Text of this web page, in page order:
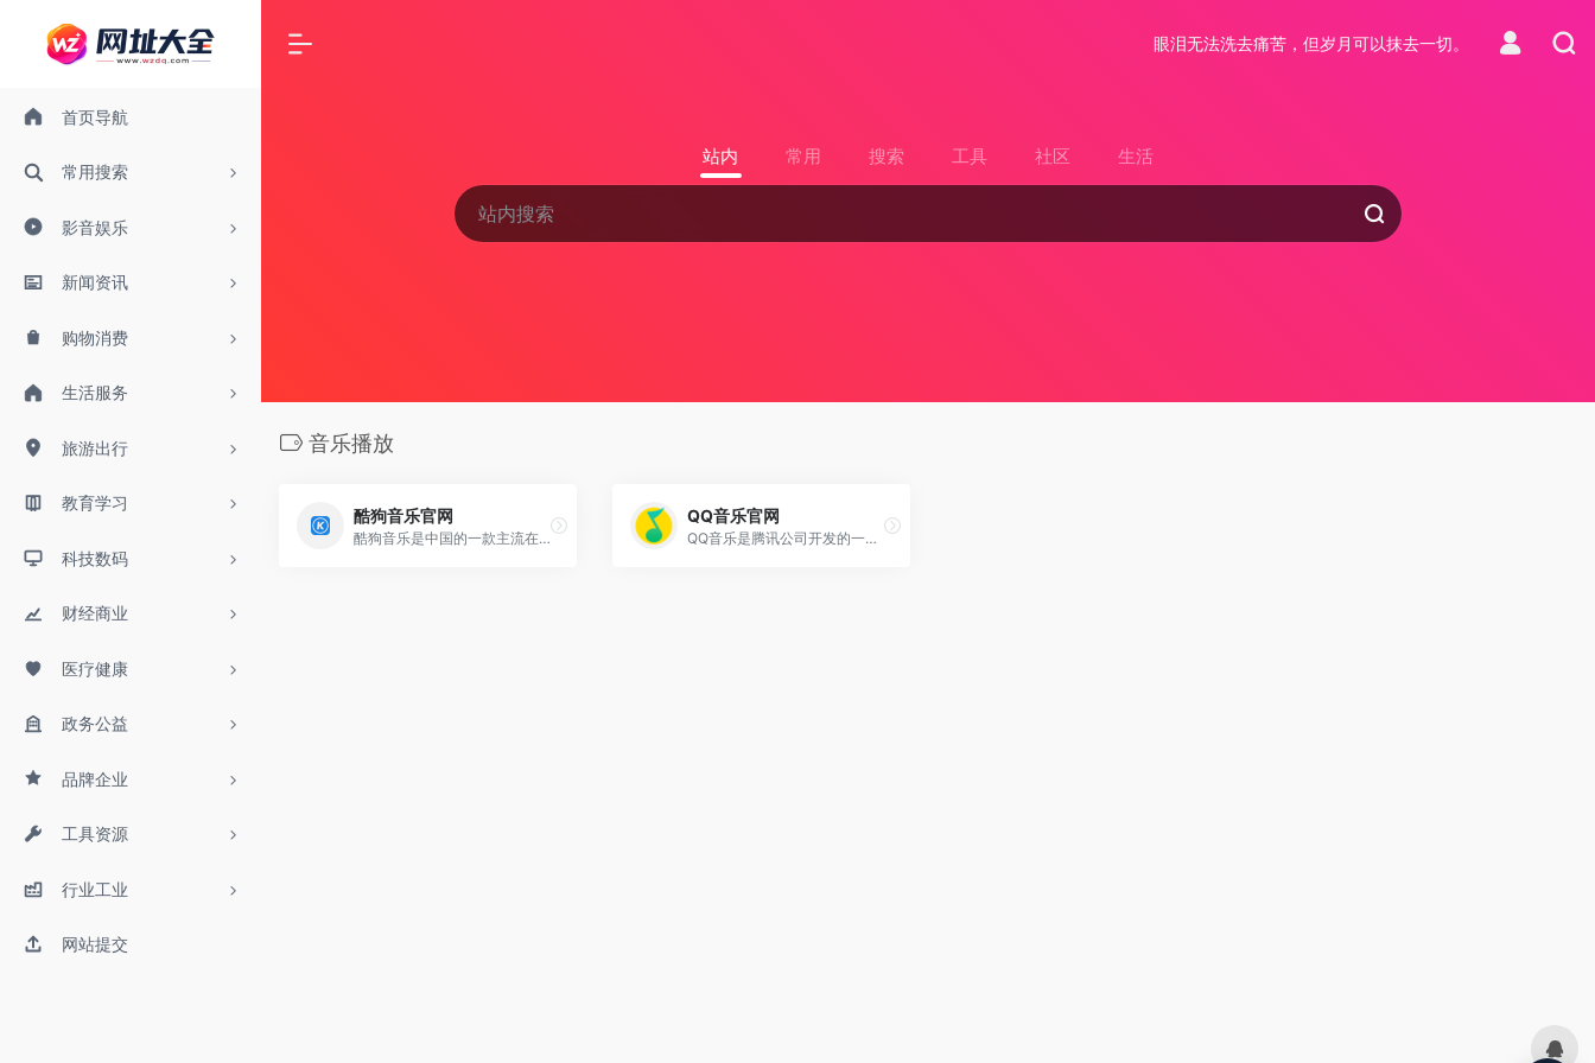
首页导航
常用搜索
影音娱乐
新闻资讯
购物消费
生活服务
旅游出行
教育学习
科技数码
财经商业
医疗健康
政务公益
品牌企业
工具资源
行业工业
网站提交
眼泪无法洗去痛苦，但岁月可以抹去一切。
站内 常用 搜索 工具 社区 生活
音乐播放
酷狗音乐官网
酷狗音乐是中国的一款主流在线音乐平台，提供丰富的音乐库、特色服务和用户互动方式，以及对独立音乐人的支持，旨在为用户提供全面和多元的音乐体验。
QQ音乐官网
QQ音乐是腾讯公司开发的一款音乐流媒体服务，提供丰富的音乐库、高品质音乐体验、个性化推荐、社区互动以及对音乐人和歌手的支持，旨在打造全面和多元的音乐生态体验。